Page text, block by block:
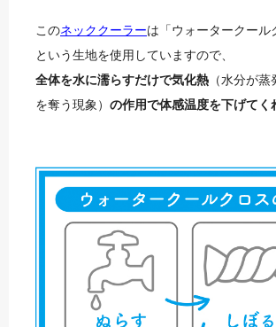
このネッククーラーは「ウォータークール
という生地を使用していますので、
全体を水に濡らすだけで気化熱 （水分が
を奪う現象） の作用で体感温度を下げてく